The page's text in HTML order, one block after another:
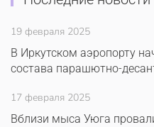
19 февраля 2025
В Иркутском аэропорту
состава парашютно-
17 февраля 2025
Вблизи мыса Уюга